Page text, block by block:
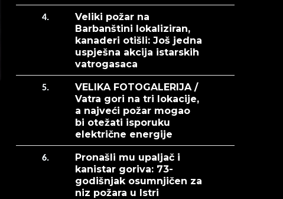
4.
Veliki požar na
Barbanštini lokaliziran,
kanaderi otišli: Još jedna
uspješna akcija istarskih
vatrogasaca
5.
VELIKA FOTOGALERIJA /
Vatra gori na tri lokacije,
a najveći požar mogao
bi otežati isporuku
električne energije
6.
Pronašli mu upaljač i
kanistar goriva: 73-
godišnjak osumnjičen za
niz požara u Istri